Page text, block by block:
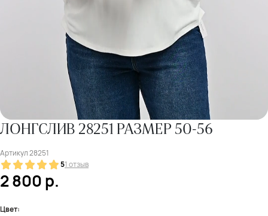
ЛОНГСЛИВ 28251 РАЗМЕР 50-56
Артикул28251
51 отзыв
2 800р.
Цвет: